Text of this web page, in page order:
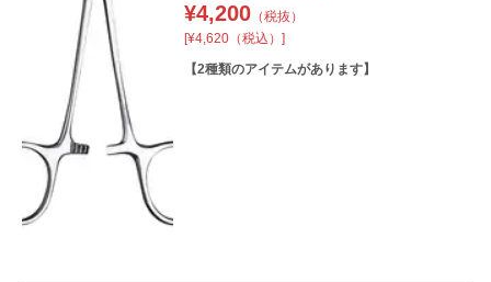
¥4,200（税抜）
[¥4,620（税込）]
【2種類のアイテムがあります】